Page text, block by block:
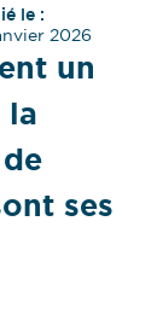
le :
2026
un
la
ses